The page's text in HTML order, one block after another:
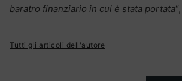
baratro finanziario in cui è stata portata
Tutti gli articoli dell'autore